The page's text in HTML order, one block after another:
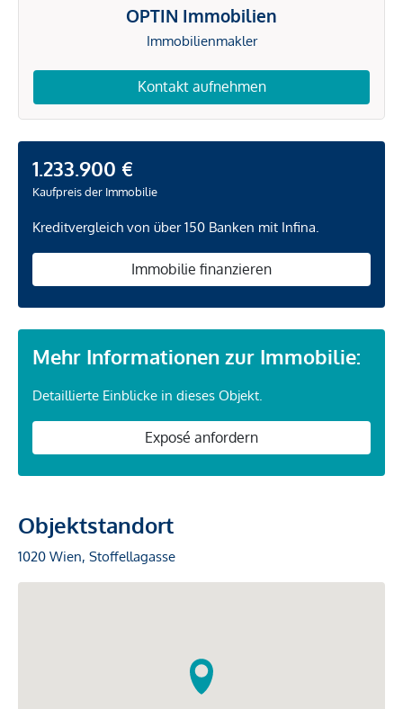
OPTIN Immobilien
Immobilienmakler
Kontakt aufnehmen
1.233.900 €
Kaufpreis der Immobilie
Kreditvergleich von über 150 Banken mit Infina.
Immobilie finanzieren
Mehr Informationen zur Immobilie:
Detaillierte Einblicke in dieses Objekt.
Exposé anfordern
Objektstandort
1020 Wien, Stoffellagasse